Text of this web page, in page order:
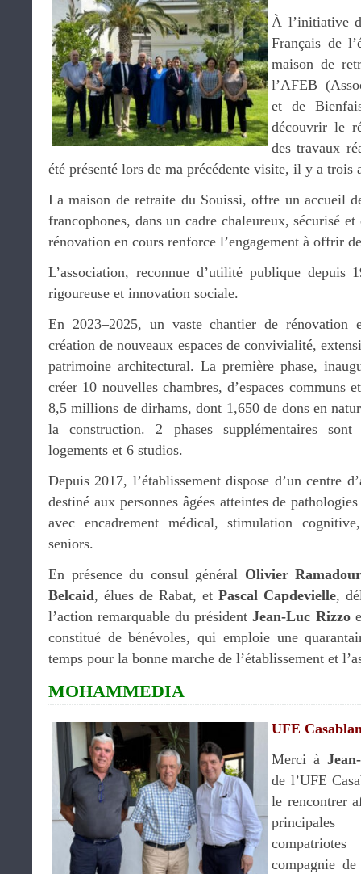
À l’initiative
Français de
maison de
l’AFEB
et de
découvrir le
des travaux
été présenté lors de ma précédente visite, il y a trois
La maison de retraite du Souissi, offre un accueil
francophones, dans un cadre chaleureux, sécurisé
rénovation en cours renforce l’engagement à offrir
L’association, reconnue d’utilité publique depuis
rigoureuse et innovation sociale.
En 2023–2025, un vaste chantier de rénovation
création de nouveaux espaces de convivialité,
patrimoine architectural. La première phase,
créer 10 nouvelles chambres, d’espaces communs
8,5 millions de dirhams, dont 1,650 de dons en
la construction. 2 phases supplémentaires
logements et 6 studios.
Depuis 2017, l’établissement dispose d’un centre
destiné aux personnes âgées atteintes de
avec encadrement médical, stimulation
seniors.
En présence du consul général Olivier
Belcaid, élues de Rabat, et Pascal Capdevielle,
l’action remarquable du présidentJean-Luc Rizzo
constitué de bénévoles, qui emploie une
temps pour la bonne marche de l’établissement et
MOHAMMEDIA
UFE
Merci à
de l’UFE
le rencontrer
principales
compagnie